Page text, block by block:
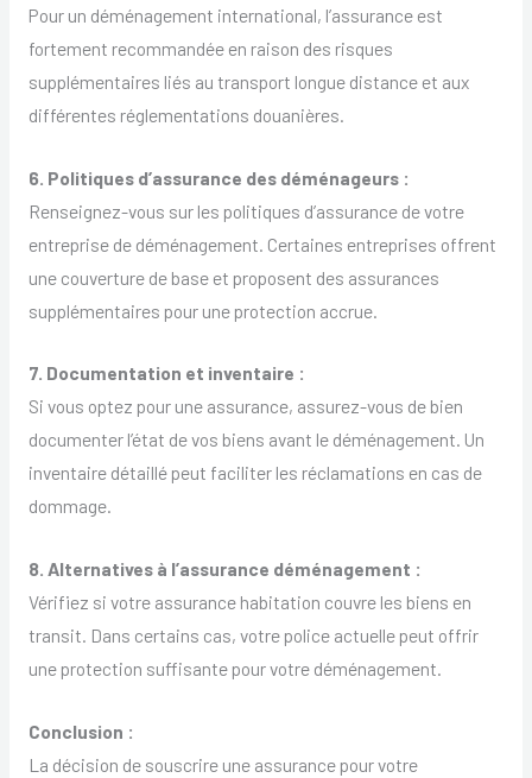
Pour un déménagement international, l’assurance est
fortement recommandée en raison des risques
supplémentaires liés au transport longue distance et aux
différentes réglementations douanières.
6. Politiques d’assurance des déménageurs :
Renseignez-vous sur les politiques d’assurance de votre
entreprise de déménagement. Certaines entreprises offrent
une couverture de base et proposent des assurances
supplémentaires pour une protection accrue.
7. Documentation et inventaire :
Si vous optez pour une assurance, assurez-vous de bien
documenter l’état de vos biens avant le déménagement. Un
inventaire détaillé peut faciliter les réclamations en cas de
dommage.
8. Alternatives à l’assurance déménagement :
Vérifiez si votre assurance habitation couvre les biens en
transit. Dans certains cas, votre police actuelle peut offrir
une protection suffisante pour votre déménagement.
Conclusion :
La décision de souscrire une assurance pour votre